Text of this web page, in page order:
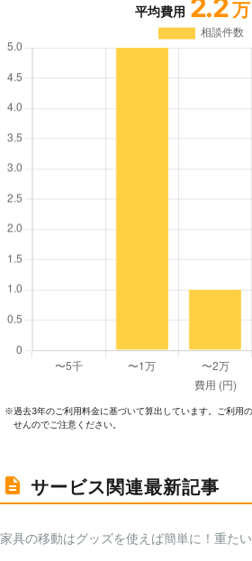
平均費用 2.2
※過去3年のご利⽤料⾦に基づいて算出しています。ご利⽤
せんのでご注意ください。
サービス関連最新記事
家具の移動はグッズを使えば簡単に！重た